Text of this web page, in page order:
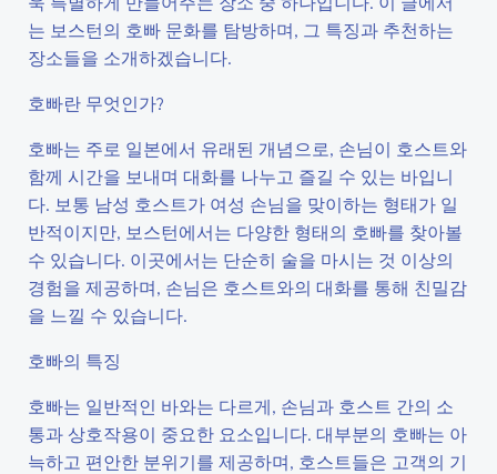
는 보스턴의 호빠 문화를 탐방하며, 그 특징과 추천하는
장소들을 소개하겠습니다.
호빠란 무엇인가?
호빠는 주로 일본에서 유래된 개념으로, 손님이 호스트와
함께 시간을 보내며 대화를 나누고 즐길 수 있는 바입니
다. 보통 남성 호스트가 여성 손님을 맞이하는 형태가 일
반적이지만, 보스턴에서는 다양한 형태의 호빠를 찾아볼
수 있습니다. 이곳에서는 단순히 술을 마시는 것 이상의
경험을 제공하며, 손님은 호스트와의 대화를 통해 친밀감
을 느낄 수 있습니다.
호빠의 특징
호빠는 일반적인 바와는 다르게, 손님과 호스트 간의 소
통과 상호작용이 중요한 요소입니다. 대부분의 호빠는 아
늑하고 편안한 분위기를 제공하며, 호스트들은 고객의 기